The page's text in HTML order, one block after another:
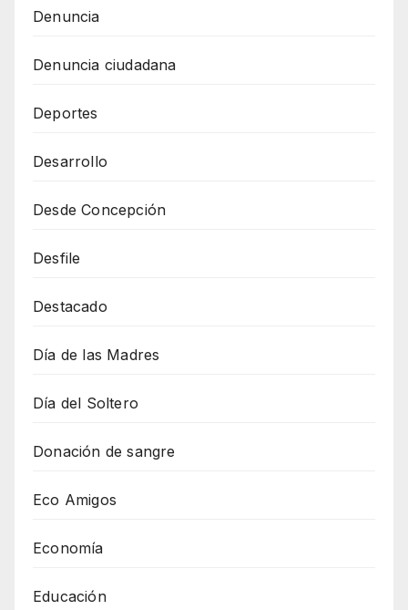
Denuncia
Denuncia ciudadana
Deportes
Desarrollo
Desde Concepción
Desfile
Destacado
Día de las Madres
Día del Soltero
Donación de sangre
Eco Amigos
Economía
Educación